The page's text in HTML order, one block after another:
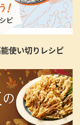
使い切りレシピ